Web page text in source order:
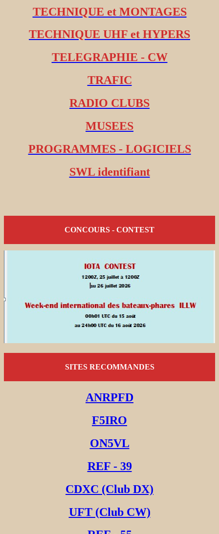
TECHNIQUE et MONTAGES
TECHNIQUE UHF et HYPERS
TELEGRAPHIE - CW
TRAFIC
RADIO CLUBS
MUSEES
PROGRAMMES - LOGICIELS
SWL identifiant
CONCOURS - CONTEST
SITES RECOMMANDES
ANRPFD
F5IRO
ON5VL
REF - 39
CDXC (Club DX)
UFT (Club CW)